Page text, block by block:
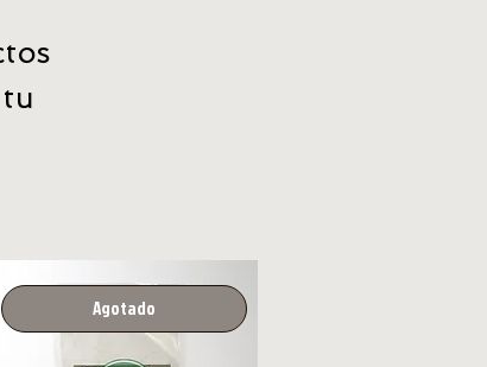
Agotado